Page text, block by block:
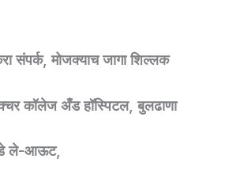
संपर्क, मोजक्याच जागा शिल्लक
कॉलेज अँड हॉस्पिटल, बुलढाणा
ले-आऊट,